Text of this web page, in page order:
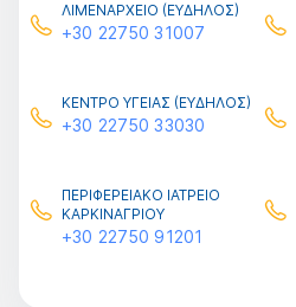
ΛΙΜΕΝΑΡΧΕΙΟ (ΕΥΔΗΛΟΣ)
+30 22750 31007
ΚΕΝΤΡΟ ΥΓΕΙΑΣ (ΕΥΔΗΛΟΣ)
+30 22750 33030
ΠΕΡΙΦΕΡΕΙΑΚΟ ΙΑΤΡΕΙΟ
ΚΑΡΚΙΝΑΓΡΙΟΥ
+30 22750 91201